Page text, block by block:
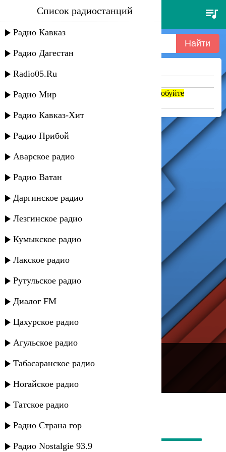
enrique iglesias - be with you
Список радиостанций
Радио Кавказ
Радио Дагестан
Radio05.Ru
Радио Мир
Радио Кавказ-Хит
Радио Прибой
Аварское радио
Радио Ватан
Даргинское радио
Лезгинское радио
Кумыкское радио
Лакское радио
Рутульское радио
Диалог FM
Цахурское радио
Агульское радио
Табасаранское радио
Ногайское радио
Татское радио
Радио Страна гор
Радио Nostalgie 93.9
Ничего не найдено =(
Если название написано транслитом, попробуйте
поменять на русский. abc => абц
---
Русское радио